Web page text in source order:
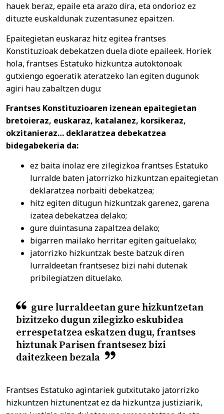
hauek beraz, epaile eta arazo dira, eta ondorioz ez
dituzte euskaldunak zuzentasunez epaitzen.
Epaitegietan euskaraz hitz egitea frantses
Konstituzioak debekatzen duela diote epaileek. Horiek
hola, frantses Estatuko hizkuntza autoktonoak
gutxiengo egoeratik ateratzeko lan egiten dugunok
agiri hau zabaltzen dugu:
Frantses Konstituzioaren izenean epaitegietan
bretoieraz, euskaraz, katalanez, korsikeraz,
okzitanieraz… deklaratzea debekatzea
bidegabekeria da:
ez baita inolaz ere zilegizkoa frantses Estatuko
lurralde baten jatorrizko hizkuntzan epaitegietan
deklaratzea norbaiti debekatzea;
hitz egiten ditugun hizkuntzak garenez, garena
izatea debekatzea delako;
gure duintasuna zapaltzea delako;
bigarren mailako herritar egiten gaituelako;
jatorrizko hizkuntzak beste batzuk diren
lurraldeetan frantsesez bizi nahi dutenak
pribilegiatzen dituelako.
gure lurraldeetan gure hizkuntzetan
bizitzeko dugun zilegizko eskubidea
errespetatzea eskatzen dugu, frantses
hiztunak Parisen frantsesez bizi
daitezkeen bezala
Frantses Estatuko agintariek gutxitutako jatorrizko
hizkuntzen hiztunentzat ez da hizkuntza justiziarik,